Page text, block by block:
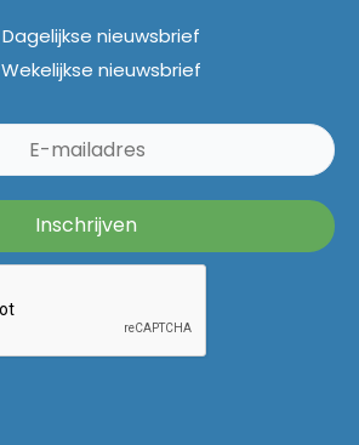
Dagelijkse nieuwsbrief
Wekelijkse nieuwsbrief